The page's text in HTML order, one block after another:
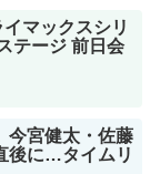
イマックスシリ
テージ 前日会
今宮健太・佐藤
後に…タイムリ